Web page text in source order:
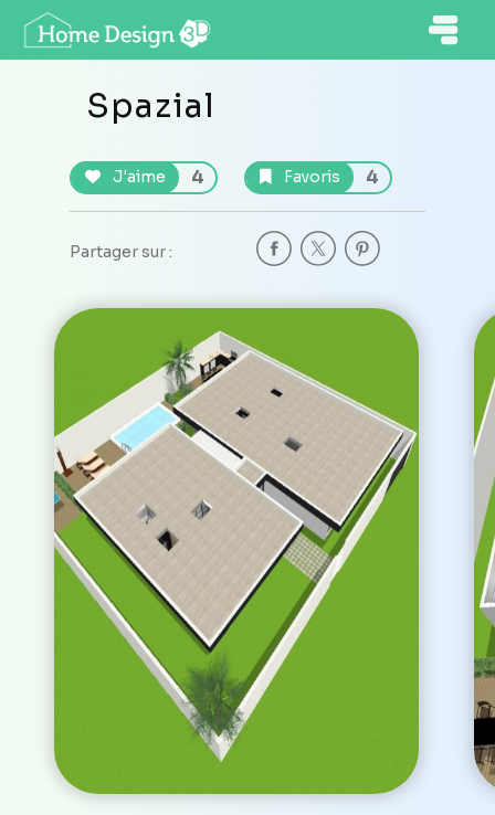
Spazial
J'aime 4 Favoris 4
Partager sur :